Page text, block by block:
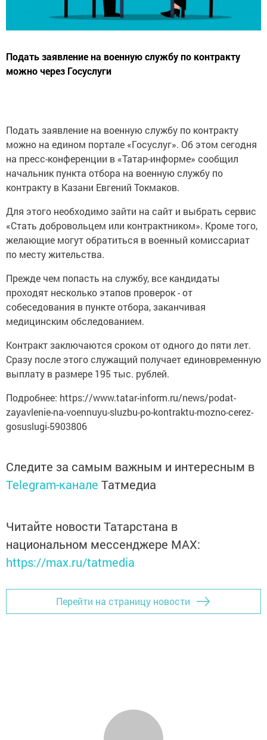
Подать заявление на военную службу по контракту
можно через Госуслуги
Подать заявление на военную службу по контракту
можно на едином портале «Госуслуг». Об этом сегодня
на пресс-конференции в «Татар-информе» сообщил
начальник пункта отбора на военную службу по
контракту в Казани Евгений Токмаков.
Для этого необходимо зайти на сайт и выбрать сервис
«Стать добровольцем или контрактником». Кроме того,
желающие могут обратиться в военный комиссариат
по месту жительства.
Прежде чем попасть на службу, все кандидаты
проходят несколько этапов проверок - от
собеседования в пункте отбора, заканчивая
медицинским обследованием.
Контракт заключаются сроком от одного до пяти лет.
Сразу после этого служащий получает единовременную
выплату в размере 195 тыс. рублей.
Подробнее: https://www.tatar-inform.ru/news/podat-
zayavlenie-na-voennuyu-sluzbu-po-kontraktu-mozno-cerez-
gosuslugi-5903806
Следите за самым важным и интересным в
Telegram-канале Татмедиа
Читайте новости Татарстана в
национальном мессенджере MАХ:
https://max.ru/tatmedia
Перейти на страницу новости